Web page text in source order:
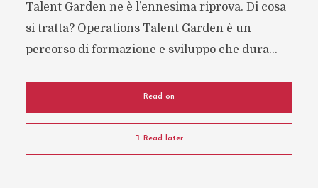
Talent Garden ne è l’ennesima riprova. Di cosa
si tratta? Operations Talent Garden è un
percorso di formazione e sviluppo che dura...
Read on
Read later